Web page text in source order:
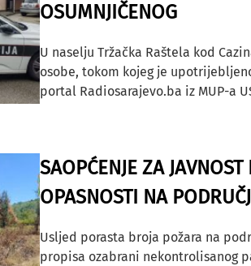
OSUMNJIČENOG
U naselju Tržačka Raštela kod
osobe, tokom kojeg je
portal Radiosarajevo.ba iz MUP-a
SAOPĆENJE ZA
OPASNOSTI NA
Usljed porasta broja požara na
propisa ozabrani nekontrolisanog